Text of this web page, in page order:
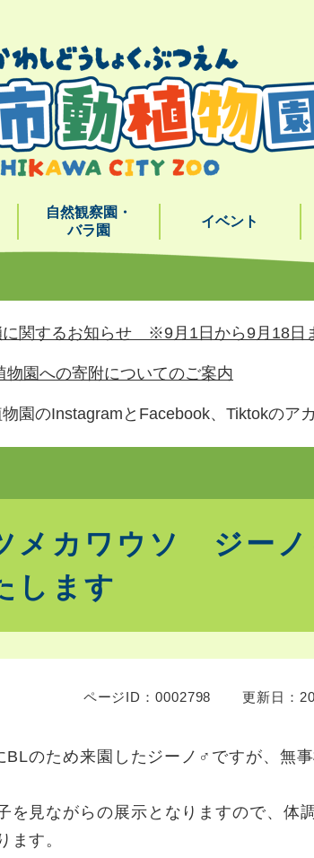
自然観察園・
バラ園
イベント
関するお知らせ ※9月1日から9月18日
物園への寄附についてのご案内
園のInstagramとFacebook、Tiktokのア
メカワウソ ジー
します
ページID：0002798 更新日：
BLのため来園したジーノ♂ですが、無
を見ながらの展示となりますので、体
ます。